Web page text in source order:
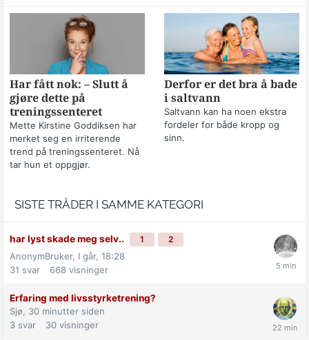
Har fått nok: – Slutt å
gjøre dette på
treningssenteret
Mette Kirstine Goddiksen har
merket seg en irriterende
trend på treningssenteret. Nå
tar hun et oppgjør.
Derfor er det bra å bade
i saltvann
Saltvann kan ha noen ekstra
fordeler for både kropp og
sinn.
SISTE TRÅDER I SAMME KATEGORI
har lyst skade meg selv.. 1 2
AnonymBruker, I går, 18:28
31 svar 668 visninger
Erfaring med livsstyrketrening?
Sjø, 30 minutter siden
3 svar 30 visninger